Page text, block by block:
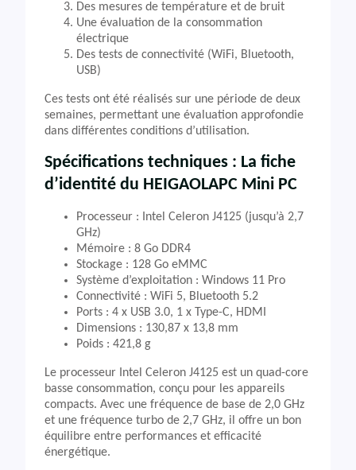
Des mesures de température et de bruit
Une évaluation de la consommation
électrique
Des tests de connectivité (WiFi, Bluetooth,
USB)
Ces tests ont été réalisés sur une période de deux
semaines, permettant une évaluation approfondie
dans différentes conditions d’utilisation.
Spécifications techniques : La fiche
d’identité du HEIGAOLAPC Mini PC
Processeur : Intel Celeron J4125 (jusqu’à 2,7
GHz)
Mémoire : 8 Go DDR4
Stockage : 128 Go eMMC
Système d’exploitation : Windows 11 Pro
Connectivité : WiFi 5, Bluetooth 5.2
Ports : 4 x USB 3.0, 1 x Type-C, HDMI
Dimensions : 130,87 x 13,8 mm
Poids : 421,8 g
Le processeur Intel Celeron J4125 est un quad-core
basse consommation, conçu pour les appareils
compacts. Avec une fréquence de base de 2,0 GHz
et une fréquence turbo de 2,7 GHz, il offre un bon
équilibre entre performances et efficacité
énergétique.